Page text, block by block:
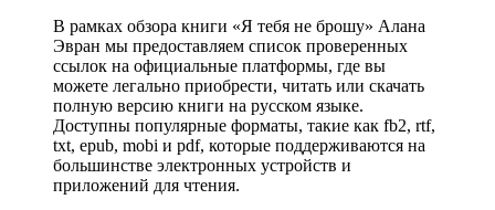
В рамках обзора книги «Я тебя не брошу» Алана
Эвран мы предоставляем список проверенных
ссылок на официальные платформы, где вы
можете легально приобрести, читать или скачать
полную версию книги на русском языке.
Доступны популярные форматы, такие как fb2, rtf,
txt, epub, mobi и pdf, которые поддерживаются на
большинстве электронных устройств и
приложений для чтения.